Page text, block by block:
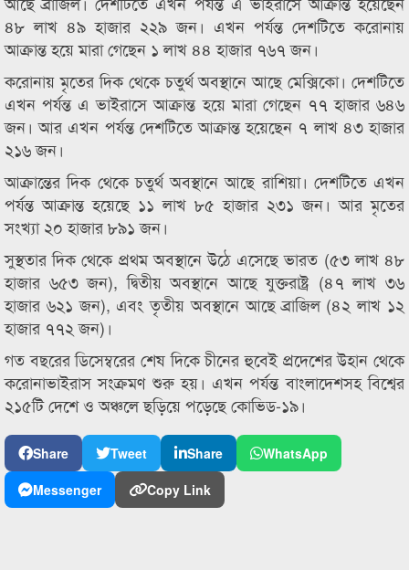
৪৮ লাখ ৪৯ হাজার ২২৯ জন। এখন পর্যন্ত দেশটিতে করোনায়
আক্রান্ত হয়ে মারা গেছেন ১ লাখ ৪৪ হাজার ৭৬৭ জন।
করোনায় মৃতের দিক থেকে চতুর্থ অবস্থানে আছে মেক্সিকো। দেশটিতে
এখন পর্যন্ত এ ভাইরাসে আক্রান্ত হয়ে মারা গেছেন ৭৭ হাজার ৬৪৬
জন। আর এখন পর্যন্ত দেশটিতে আক্রান্ত হয়েছেন ৭ লাখ ৪৩ হাজার
২১৬ জন।
আক্রান্তের দিক থেকে চতুর্থ অবস্থানে আছে রাশিয়া। দেশটিতে এখন
পর্যন্ত আক্রান্ত হয়েছে ১১ লাখ ৮৫ হাজার ২৩১ জন। আর মৃতের
সংখ্যা ২০ হাজার ৮৯১ জন।
সুস্থতার দিক থেকে প্রথম অবস্থানে উঠে এসেছে ভারত (৫৩ লাখ ৪৮
হাজার ৬৫৩ জন), দ্বিতীয় অবস্থানে আছে যুক্তরাষ্ট্র (৪৭ লাখ ৩৬
হাজার ৬২১ জন), এবং তৃতীয় অবস্থানে আছে ব্রাজিল (৪২ লাখ ১২
হাজার ৭৭২ জন)।
গত বছরের ডিসেম্বরের শেষ দিকে চীনের হুবেই প্রদেশের উহান থেকে
করোনাভাইরাস সংক্রমণ শুরু হয়। এখন পর্যন্ত বাংলাদেশসহ বিশ্বের
২১৫টি দেশে ও অঞ্চলে ছড়িয়ে পড়েছে কোভিড-১৯।
Share Tweet Share
WhatsApp
Messenger
Copy Link